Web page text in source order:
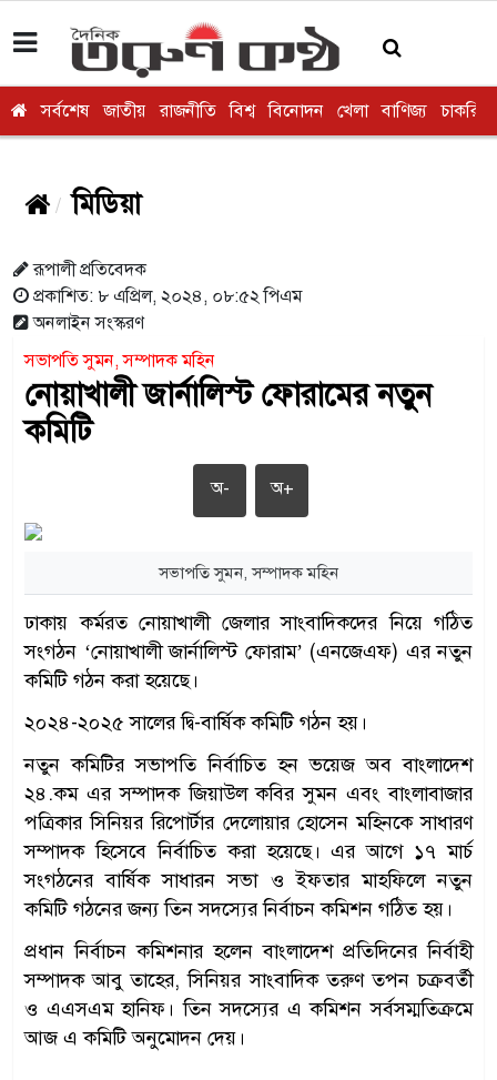
সর্বশেষ জাতীয় রাজনীতি বিশ্ব বিনোদন খেলা বাণিজ্য চাকরি
মিডিয়া
রূপালী প্রতিবেদক
প্রকাশিত: ৮ এপ্রিল, ২০২৪, ০৮:৫২ পিএম
অনলাইন সংস্করণ
সভাপতি সুমন, সম্পাদক মহিন
নোয়াখালী জার্নালিস্ট ফোরামের নতুন
কমিটি
অ- অ+
সভাপতি সুমন, সম্পাদক মহিন
ঢাকায় কর্মরত নোয়াখালী জেলার সাংবাদিকদের নিয়ে গঠিত
সংগঠন ‘নোয়াখালী জার্নালিস্ট ফোরাম’ (এনজেএফ) এর নতুন
কমিটি গঠন করা হয়েছে।
২০২৪-২০২৫ সালের দ্বি-বার্ষিক কমিটি গঠন হয়।
নতুন কমিটির সভাপতি নির্বাচিত হন ভয়েজ অব বাংলাদেশ
২৪.কম এর সম্পাদক জিয়াউল কবির সুমন এবং বাংলাবাজার
পত্রিকার সিনিয়র রিপোর্টার দেলোয়ার হোসেন মহিনকে সাধারণ
সম্পাদক হিসেবে নির্বাচিত করা হয়েছে। এর আগে ১৭ মার্চ
সংগঠনের বার্ষিক সাধারন সভা ও ইফতার মাহফিলে নতুন
কমিটি গঠনের জন্য তিন সদস্যের নির্বাচন কমিশন গঠিত হয়।
প্রধান নির্বাচন কমিশনার হলেন বাংলাদেশ প্রতিদিনের নির্বাহী
সম্পাদক আবু তাহের, সিনিয়র সাংবাদিক তরুণ তপন চক্রবর্তী
ও এএসএম হানিফ। তিন সদস্যের এ কমিশন সর্বসম্মতিক্রমে
আজ এ কমিটি অনুমোদন দেয়।